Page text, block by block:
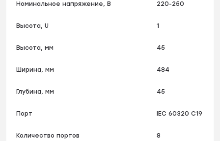
Номинальное напряжение, В 220-250
Высота, U 1
Высота, мм 45
Ширина, мм 484
Глубина, мм 45
Порт IEC 60320 С19
Количество портов 8